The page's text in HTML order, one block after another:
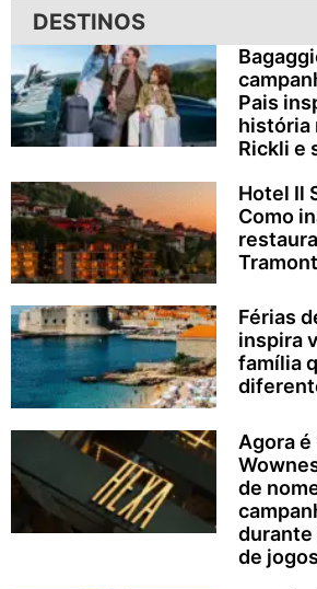
DESTINOS
Pais
história
Rickli e
Hotel Il
Como
Férias
inspira
família
Agora é
de
durante
de jogos